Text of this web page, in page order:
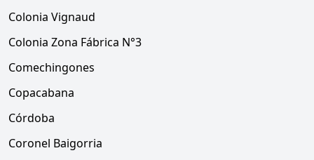
Colonia Vignaud
Colonia Zona Fábrica N°3
Comechingones
Copacabana
Córdoba
Coronel Baigorria